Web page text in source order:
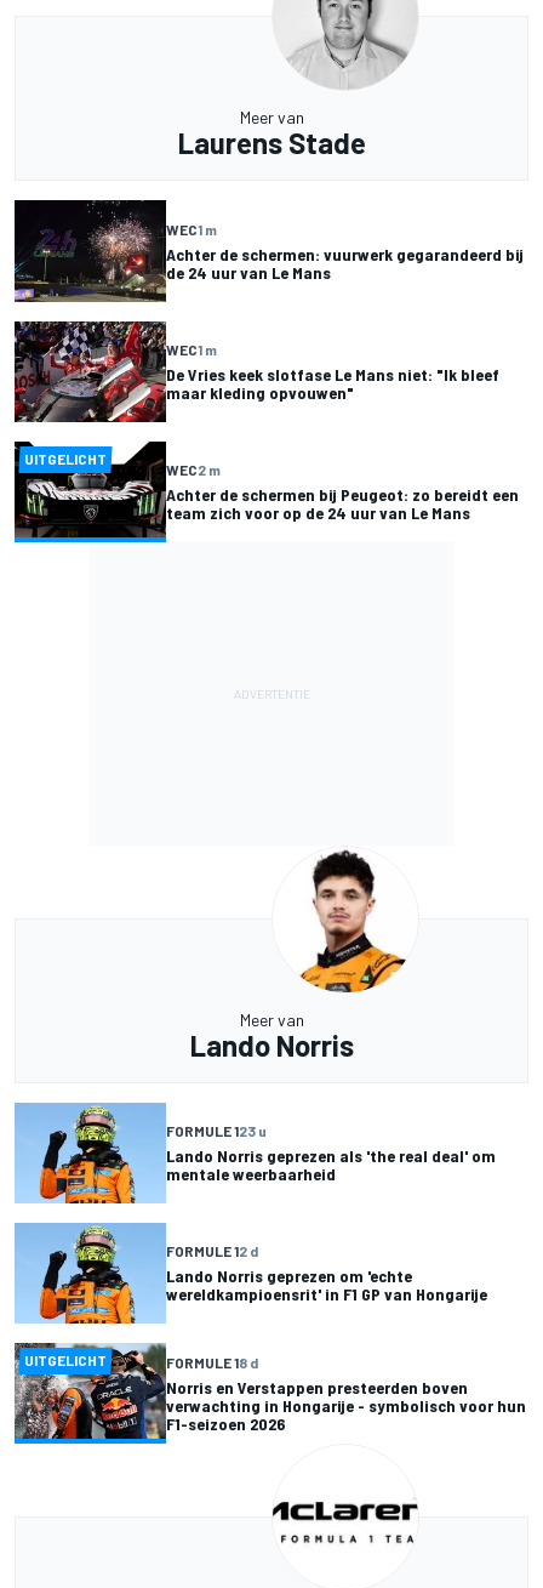
Meer van
Laurens Stade
WEC1 m
Achter de schermen: vuurwerk gegarandeerd bij
de 24 uur van Le Mans
WEC1 m
De Vries keek slotfase Le Mans niet: "Ik bleef
maar kleding opvouwen"
UITGELICHT
WEC2 m
Achter de schermen bij Peugeot: zo bereidt een
team zich voor op de 24 uur van Le Mans
Meer van
Lando Norris
FORMULE 123 u
Lando Norris geprezen als 'the real deal' om
mentale weerbaarheid
FORMULE 12 d
Lando Norris geprezen om 'echte
wereldkampioensrit' in F1 GP van Hongarije
UITGELICHT FORMULE 18 d
Norris en Verstappen presteerden boven
verwachting in Hongarije - symbolisch voor hun
F1-seizoen 2026